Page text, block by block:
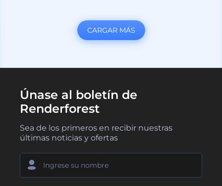
CARGAR MÁS
Únase al boletín de
Renderforest
Sea de los primeros en recibir nuestras
últimas noticias y ofertas